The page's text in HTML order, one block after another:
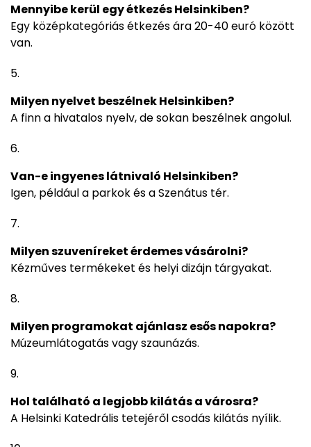
Mennyibe kerül egy étkezés Helsinkiben?
Egy középkategóriás étkezés ára 20-40 euró között
van.
Milyen nyelvet beszélnek Helsinkiben?
A finn a hivatalos nyelv, de sokan beszélnek angolul.
Van-e ingyenes látnivaló Helsinkiben?
Igen, például a parkok és a Szenátus tér.
Milyen szuveníreket érdemes vásárolni?
Kézműves termékeket és helyi dizájn tárgyakat.
Milyen programokat ajánlasz esős napokra?
Múzeumlátogatás vagy szaunázás.
Hol található a legjobb kilátás a városra?
A Helsinki Katedrális tetejéről csodás kilátás nyílik.